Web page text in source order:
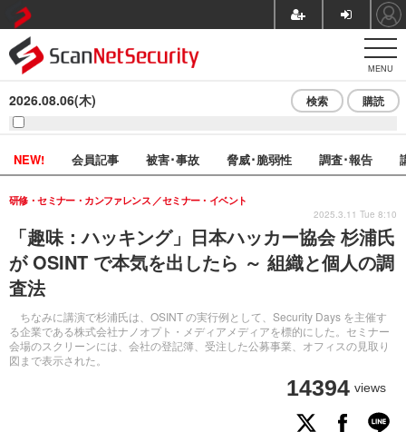
MENU
2026.08.06(木) 検索 購読
NEW! 会員記事 被害･事故 脅威･脆弱性 調査･報告
「趣味：ハッキング」日本ハッカー協会 杉浦氏
が OSINT で本気を出したら ～ 組織と個人の調
査法
ちなみに講演で杉浦氏は、OSINT の実行例として、Security Days を主催す
る企業である株式会社ナノオプト・メディアメディアを標的にした。セミナー
会場のスクリーンには、会社の登記簿、受注した公募事業、オフィスの見取り
図まで表示された。
研修・セミナー・カンファレンス セミナー・イベント
14394 views
2025.3.11 Tue 8:10